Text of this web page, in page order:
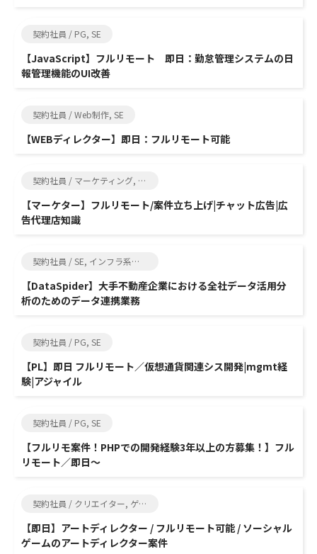
契約社員 / PG, SE
【JavaScript】フルリモート 即日：勤怠管理システムの日
報管理機能のUI改善
契約社員 / Web制作, SE
【WEBディレクター】即日：フルリモート可能
契約社員 / マーケティング, SE
【マーケター】フルリモート/案件立ち上げ|チャット広告|広
告代理店知識
契約社員 / SE, インフラ系エンジニア
【DataSpider】大手不動産企業における全社データ活用分
析のためのデータ連携業務
契約社員 / PG, SE
【PL】即日 フルリモート／仮想通貨関連シス開発|mgmt経
験|アジャイル
契約社員 / PG, SE
【フルリモ案件！PHPでの開発経験3年以上の方募集！】フル
リモート／即日～
契約社員 / クリエイター, ゲーム制作
【即日】アートディレクター / フルリモート可能 / ソーシャル
ゲームのアートディレクター案件